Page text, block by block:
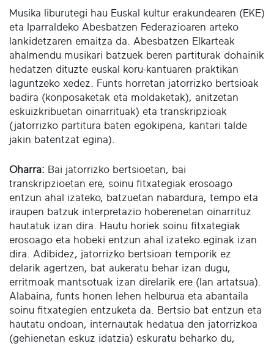
Musika liburutegi hau Euskal kultur erakundearen (EKE)
eta Iparraldeko Abesbatzen Federazioaren arteko
lankidetzaren emaitza da. Abesbatzen Elkarteak
ahalmendu musikari batzuek beren partiturak dohainik
hedatzen dituzte euskal koru-kantuaren praktikan
laguntzeko xedez. Funts horretan jatorrizko bertsioak
badira (konposaketak eta moldaketak), anitzetan
eskuizkribuetan oinarrituak) eta transkripzioak
(jatorrizko partitura baten egokipena, kantari talde
jakin batentzat egina).
Oharra: Bai jatorrizko bertsioetan, bai
transkripzioetan ere, soinu fitxategiak erosoago
entzun ahal izateko, batzuetan nabardura, tempo eta
iraupen batzuk interpretazio hoberenetan oinarrituz
hautatuk izan dira. Hautu horiek soinu fitxategiak
erosoago eta hobeki entzun ahal izateko eginak izan
dira. Adibidez, jatorrizko bertsioan temporik ez
delarik agertzen, bat aukeratu behar izan dugu,
erritmoak mantsotuak izan direlarik ere (lan artatsua).
Alabaina, funts honen lehen helburua eta abantaila
soinu fitxategien entzuketa da. Bertsio bat entzun eta
hautatu ondoan, internautak hedatua den jatorrizkoa
(gehienetan eskuz idatzia) eskuratu beharko du,